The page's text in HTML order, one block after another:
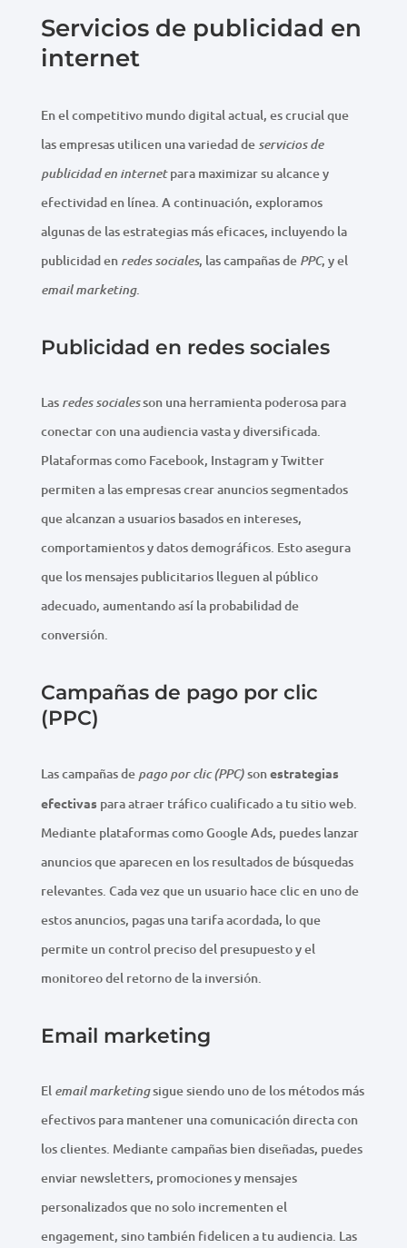
Servicios de publicidad en
internet
En el competitivo mundo digital actual, es crucial que
las empresas utilicen una variedad de servicios de
publicidad en internetpara maximizar su alcance y
efectividad en línea. A continuación, exploramos
algunas de las estrategias más eficaces, incluyendo la
publicidad en redes sociales, las campañas de PPC, y el
email marketing.
Publicidad en redes sociales
Las redes socialesson una herramienta poderosa para
conectar con una audiencia vasta y diversificada.
Plataformas como Facebook, Instagram y Twitter
permiten a las empresas crear anuncios segmentados
que alcanzan a usuarios basados en intereses,
comportamientos y datos demográficos. Esto asegura
que los mensajes publicitarios lleguen al público
adecuado, aumentando así la probabilidad de
conversión.
Campañas de pago por clic
(PPC)
Las campañas de pago por clic (PPC)sonestrategias
efectivaspara atraer tráfico cualificado a tu sitio web.
Mediante plataformas como Google Ads, puedes lanzar
anuncios que aparecen en los resultados de búsquedas
relevantes. Cada vez que un usuario hace clic en uno de
estos anuncios, pagas una tarifa acordada, lo que
permite un control preciso del presupuesto y el
monitoreo del retorno de la inversión.
Email marketing
El email marketingsigue siendo uno de los métodos más
efectivos para mantener una comunicación directa con
los clientes. Mediante campañas bien diseñadas, puedes
enviar newsletters, promociones y mensajes
personalizados que no solo incrementen el
engagement, sino también fidelicen a tu audiencia. Las